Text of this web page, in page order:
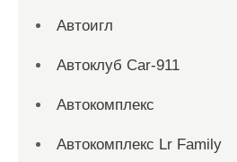
Автоигл
Автоклуб Car-911
Автокомплекс
Автокомплекс Lr Family